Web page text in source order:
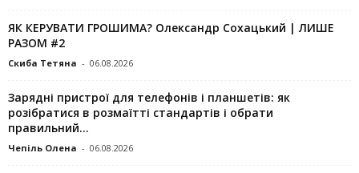
ЯК КЕРУВАТИ ГРОШИМА? Олександр Сохацький | ЛИШЕ
РАЗОМ #2
Скиба Тетяна - 06.08.2026
Зарядні пристрої для телефонів і планшетів: як
розібратися в розмаїтті стандартів і обрати
правильний...
Чепіль Олена - 06.08.2026